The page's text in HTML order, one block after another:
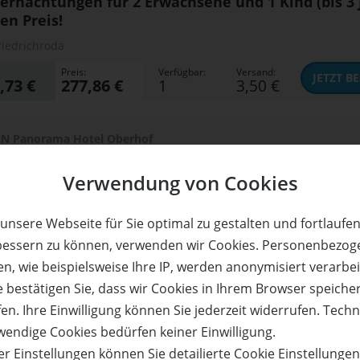
Verwendung von Cookies
Webseite für Sie optimal zu gestalten und
zu können, verwenden wir Cookies.
wie beispielsweise Ihre IP, werden anonymisiert
bestätigen Sie, dass wir Cookies in Ihrem Browser
Ihre Einwilligung können Sie jederzeit widerrufen.
Cookies bedürfen keiner Einwilligung.
Einstellungen können Sie detailierte Cookie Einstellungen
Preis!
JETZT
€
Preis:
277,86 €
Verfügbar:
1
Versand:
3,50 €
JETZT
€
Preis:
296,29 €
Verfügbar:
10
Versand:
3,50 €
Harz Hotel Braunlage
für 2 Erwachsene und 1 Kind (bis 3
Preis!